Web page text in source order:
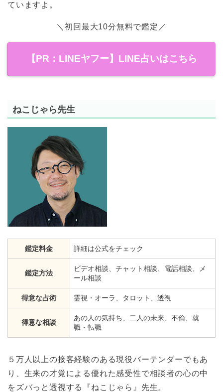
ていますよ。
＼初回最大10分無料で鑑定／
【PR：LINEヤフー】LINE占いはこちら
ねこじゃら先生
鑑定料金 詳細は公式をチェック
鑑定方法
ビデオ相談、チャット相談、電話相談、メ
ール相談
得意な占術 霊視・オーラ、タロット、透視
得意な相談
あの人の気持ち、二人の未来、不倫、就
職・転職
５万人以上の接客経験のある現役バーテンダーでもあ
り、生来の才覚による優れた感受性で相談者の心の中
をズバっと透視する『ねこじゃら』先生。